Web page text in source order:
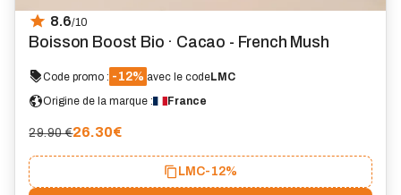
8.6/10
Boisson Boost Bio · Cacao - French Mush
Code promo : -12% avec le codeLMC
Origine de la marque :
France
29.90 €26.30€
LMC-12%